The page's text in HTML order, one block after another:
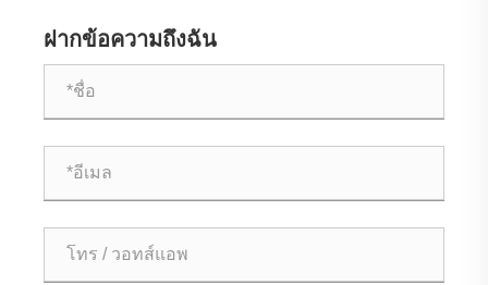
ฝากข้อความถึงฉัน